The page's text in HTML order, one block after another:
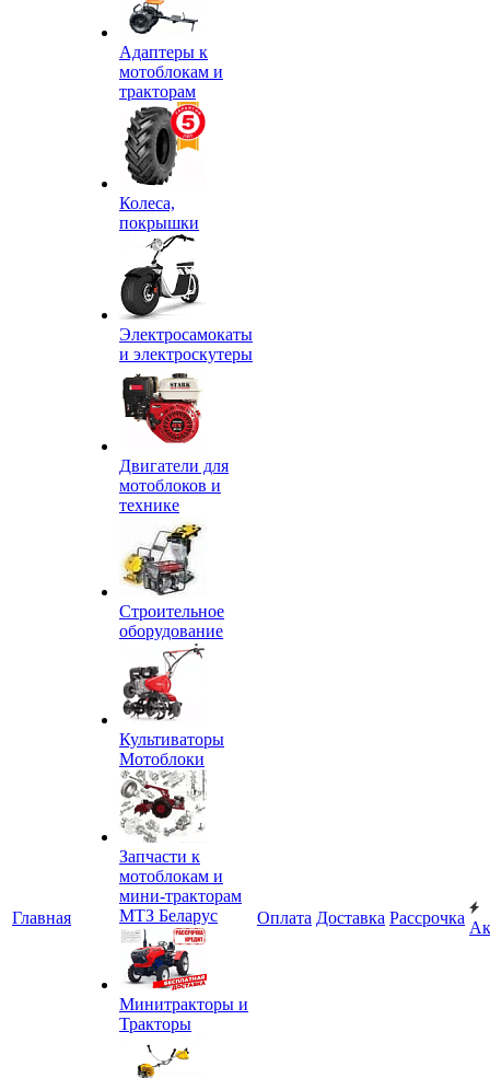
Главная
Адаптеры к
мотоблокам и
тракторам
Колеса,
покрышки
Электросамокаты
и электроскутеры
Двигатели для
мотоблоков и
технике
Строительное
оборудование
Культиваторы
Мотоблоки
Запчасти к
мотоблокам и
мини-тракторам
МТЗ Беларус
Минитракторы и
Тракторы
Оплата Доставка Рассрочка